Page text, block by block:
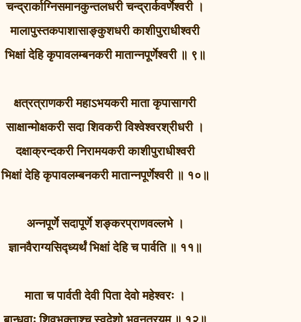
चन्द्रार्काग्निसमानकुन्तलधरी चन्द्रार्कवर्णेश्वरी ।
मालापुस्तकपाशासाङ्कुशधरी काशीपुराधीश्वरी
भिक्षां देहि कृपावलम्बनकरी मातान्नपूर्णेश्वरी ॥ ९॥
क्षत्रत्राणकरी महाऽभयकरी माता कृपासागरी
साक्षान्मोक्षकरी सदा शिवकरी विश्वेश्वरश्रीधरी ।
दक्षाक्रन्दकरी निरामयकरी काशीपुराधीश्वरी
भिक्षां देहि कृपावलम्बनकरी मातान्नपूर्णेश्वरी ॥ १०॥
अन्नपूर्णे सदापूर्णे शङ्करप्राणवल्लभे ।
ज्ञानवैराग्यसिद्ध्यर्थं भिक्षां देहि च पार्वति ॥ ११॥
माता च पार्वती देवी पिता देवो महेश्वरः ।